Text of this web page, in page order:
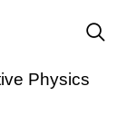
Physics